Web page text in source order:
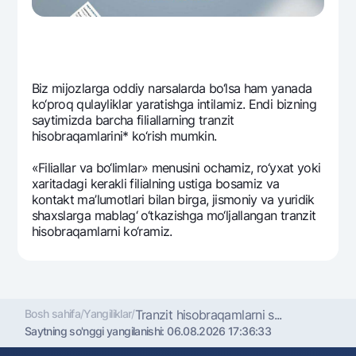
Ofis va bankomatlar
Aloqa markazi
+998 78 148-00-101344
Biz mijozlarga oddiy narsalarda bo‘lsa ham yanada
ko‘proq qulayliklar yaratishga intilamiz. Endi bizning
saytimizda barcha filiallarning tranzit
hisobraqamlarini* ko‘rish mumkin.
«Filiallar va bo‘limlar» mеnusini ochamiz, ro‘yxat yoki
xaritadagi kеrakli filialning ustiga bosamiz va
kontakt ma’lumotlari bilan birga, jismoniy va yuridik
shaxslarga mablag‘ o‘tkazishga mo‘ljallangan tranzit
hisobraqamlarni ko‘ramiz.
Bosh sahifa/Yangiliklar/Tranzit hisobraqamlarni s...
Saytning so'nggi yangilanishi:06.08.2026 17:36:33